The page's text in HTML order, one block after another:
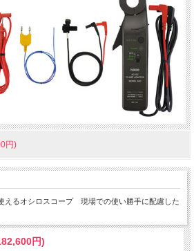
円)
えるオシロスコープ 現場での使い勝手に配慮した
円)